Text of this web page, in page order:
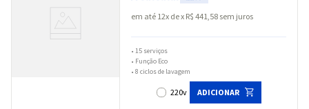
em até 12 x R$ 441,58 sem juros
• 15 serviços
• Função Eco
• 8 ciclos de lavagem
220v ADICIONAR